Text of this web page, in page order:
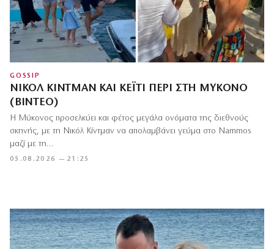
GOSSIP
ΝΙΚΌΛ ΚΊΝΤΜΑΝ ΚΑΙ ΚΈΙΤΙ ΠΈΡΙ ΣΤΗ ΜΎΚΟΝΟ
(ΒΊΝΤΕΟ)
05.08.2026 — 21:25
Η Μύκονος προσελκύει και φέτος μεγάλα ονόματα της διεθνούς
σκηνής, με τη Νικόλ Κίντμαν να απολαμβάνει γεύμα στο Nammos
μαζί με τη…